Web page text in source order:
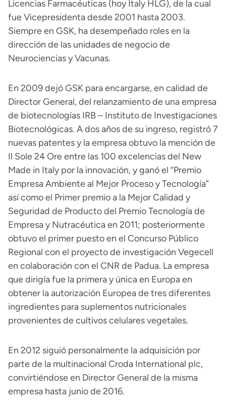
Licencias Farmacéuticas (hoy Italy HLG), de la cual
fue Vicepresidenta desde 2001 hasta 2003.
Siempre en GSK, ha desempeñado roles en la
dirección de las unidades de negocio de
Neurociencias y Vacunas.
En 2009 dejó GSK para encargarse, en calidad de
Director General, del relanzamiento de una empresa
de biotecnologías IRB – Instituto de Investigaciones
Biotecnológicas. A dos años de su ingreso, registró 7
nuevas patentes y la empresa obtuvo la mención de
Il Sole 24 Ore entre las 100 excelencias del New
Made in Italy por la innovación, y ganó el “Premio
Empresa Ambiente al Mejor Proceso y Tecnología”
así como el Primer premio a la Mejor Calidad y
Seguridad de Producto del Premio Tecnología de
Empresa y Nutracéutica en 2011; posteriormente
obtuvo el primer puesto en el Concurso Público
Regional con el proyecto de investigación Vegecell
en colaboración con el CNR de Padua. La empresa
que dirigía fue la primera y única en Europa en
obtener la autorización Europea de tres diferentes
ingredientes para suplementos nutricionales
provenientes de cultivos celulares vegetales.
En 2012 siguió personalmente la adquisición por
parte de la multinacional Croda International plc,
convirtiéndose en Director General de la misma
empresa hasta junio de 2016.